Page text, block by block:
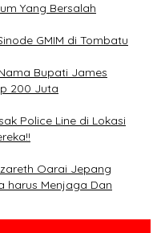
Yang Bersalah
GMIM di Tombatu
Bupati James
200 Juta
Police Line di Lokasi
Oarai Jepang
harus Menjaga Dan